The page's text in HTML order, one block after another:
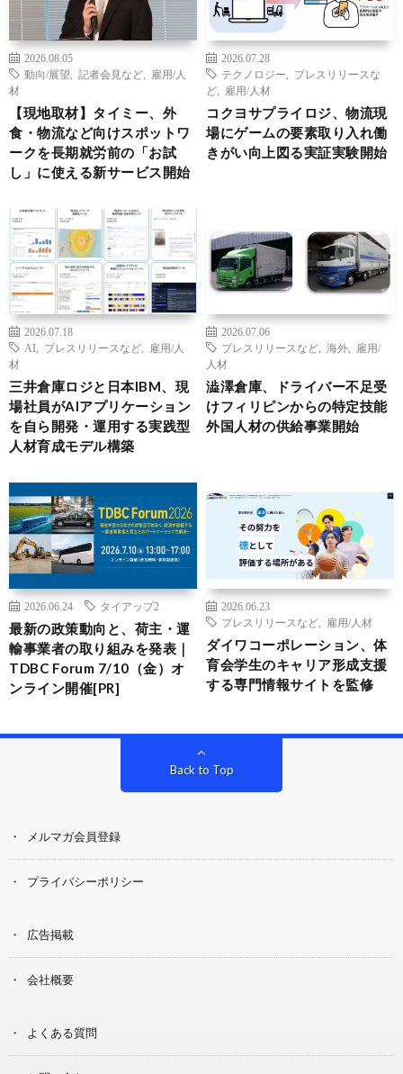
2026.08.05
動向/展望
記者会見など
雇用/人
材
【現地取材】タイミー、外
食・物流など向けスポットワ
ークを長期就労前の「お試
し」に使える新サービス開始
2026.07.28
テクノロジー
プレスリリースな
ど
雇用/人材
コクヨサプライロジ、物流現
場にゲームの要素取り入れ働
きがい向上図る実証実験開始
2026.07.18
AI
プレスリリースなど
雇用/人
材
三井倉庫ロジと日本IBM、現
場社員がAIアプリケーション
を自ら開発・運用する実践型
人材育成モデル構築
2026.07.06
プレスリリースなど
海外
雇用/
人材
澁澤倉庫、ドライバー不足受
けフィリピンからの特定技能
外国人材の供給事業開始
2026.06.24 タイアップ2
最新の政策動向と、荷主・運
輸事業者の取り組みを発表｜
TDBC Forum 7/10（金）オ
ンライン開催[PR]
2026.06.23
プレスリリースなど
雇用/人材
ダイワコーポレーション、体
育会学生のキャリア形成支援
する専門情報サイトを監修
Back to Top
メルマガ会員登録
プライバシーポリシー
広告掲載
会社概要
よくある質問